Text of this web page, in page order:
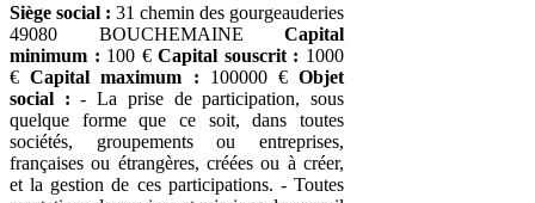
Siège social : 31 chemin des gourgeauderies
49080 BOUCHEMAINE Capital
minimum : 100 €Capital souscrit : 1000
€Capital maximum : 100000 €Objet
social : - La prise de participation, sous
quelque forme que ce soit, dans toutes
sociétés, groupements ou entreprises,
françaises ou étrangères, créées ou à créer,
et la gestion de ces participations. - Toutes